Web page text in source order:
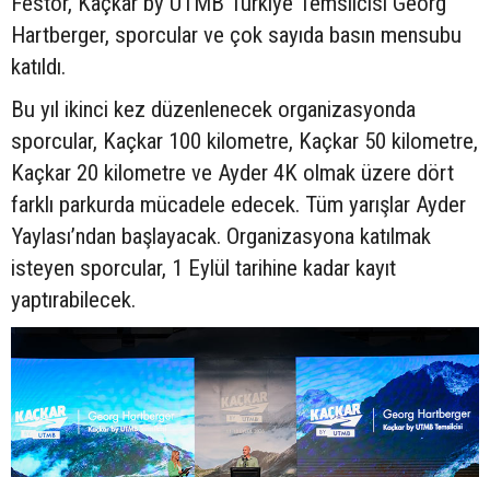
Hartberger, sporcular ve çok sayıda basın mensubu
katıldı.
Bu yıl ikinci kez düzenlenecek organizasyonda
sporcular, Kaçkar 100 kilometre, Kaçkar 50 kilometre,
Kaçkar 20 kilometre ve Ayder 4K olmak üzere dört
farklı parkurda mücadele edecek. Tüm yarışlar Ayder
Yaylası’ndan başlayacak. Organizasyona katılmak
isteyen sporcular, 1 Eylül tarihine kadar kayıt
yaptırabilecek.